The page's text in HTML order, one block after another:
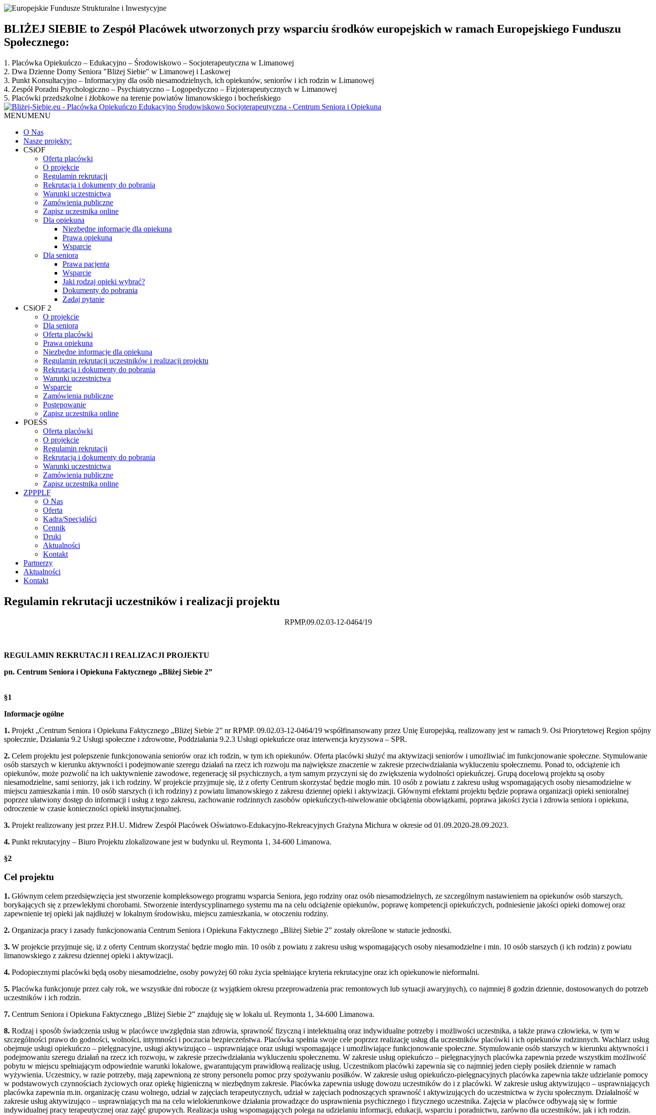
BLIŻEJ SIEBIE to Zespół Placówek utworzonych przy wsparciu środków europejskich w ramach Europejskiego Funduszu
Społecznego:
1. Placówka Opiekuńczo – Edukacyjno – Środowiskowo – Socjoterapeutyczna w Limanowej
2. Dwa Dzienne Domy Seniora "Bliżej Siebie" w Limanowej i Laskowej
3. Punkt Konsultacyjno – Informacyjny dla osób niesamodzielnych, ich opiekunów, seniorów i ich rodzin w Limanowej
4. Zespół Poradni Psychologiczno – Psychiatryczno – Logopedyczno – Fizjoterapeutycznych w Limanowej
5. Placówki przedszkolne i żłobkowe na terenie powiatów limanowskiego i bocheńskiego
MENUMENU
O Nas
Nasze projekty:
CSiOF
Oferta placówki
O projekcie
Regulamin rekrutacji
Rekrutacja i dokumenty do pobrania
Warunki uczestnictwa
Zamówienia publiczne
Zapisz uczestnika online
Dla opiekuna
Niezbędne informacje dla opiekuna
Prawa opiekuna
Wsparcie
Dla seniora
Prawa pacjenta
Wsparcie
Jaki rodzaj opieki wybrać?
Dokumenty do pobrania
Zadaj pytanie
CSiOF 2
O projekcie
Dla seniora
Oferta placówki
Prawa opiekuna
Niezbędne informacje dla opiekuna
Regulamin rekrutacji uczestników i realizacji projektu
Rekrutacja i dokumenty do pobrania
Warunki uczestnictwa
Wsparcie
Zamówienia publiczne
Postępowanie
Zapisz uczestnika online
POEŚS
Oferta placówki
O projekcie
Regulamin rekrutacji
Rekrutacja i dokumenty do pobrania
Warunki uczestnictwa
Zamówienia publiczne
Zapisz uczestnika online
ZPPPLF
O Nas
Oferta
Kadra/Specjaliści
Cennik
Druki
Aktualności
Kontakt
Partnerzy
Aktualności
Kontakt
Regulamin rekrutacji uczestników i realizacji projektu
RPMP.09.02.03-12-0464/19
REGULAMIN REKRUTACJI I REALIZACJI PROJEKTU
pn. Centrum Seniora i Opiekuna Faktycznego „Bliżej Siebie 2”
§1
Informacje ogólne
1. Projekt „Centrum Seniora i Opiekuna Faktycznego „Bliżej Siebie 2” nr RPMP. 09.02.03-12-0464/19 współfinansowany przez Unię Europejską, realizowany jest w ramach 9. Osi Priorytetowej Region spójny
społecznie, Działania 9.2 Usługi społeczne i zdrowotne, Poddziałania 9.2.3 Usługi opiekuńcze oraz interwencja kryzysowa – SPR.
2. Celem projektu jest polepszenie funkcjonowania seniorów oraz ich rodzin, w tym ich opiekunów. Oferta placówki służyć ma aktywizacji seniorów i umożliwiać im funkcjonowanie społeczne. Stymulowanie
osób starszych w kierunku aktywności i podejmowanie szeregu działań na rzecz ich rozwoju ma największe znaczenie w zakresie przeciwdziałania wykluczeniu społecznemu. Ponad to, odciążenie ich
opiekunów, może pozwolić na ich uaktywnienie zawodowe, regenerację sił psychicznych, a tym samym przyczyni się do zwiększenia wydolności opiekuńczej. Grupą docelową projektu są osoby
niesamodzielne, sami seniorzy, jak i ich rodziny. W projekcie przyjmuje się, iż z oferty Centrum skorzystać będzie mogło min. 10 osób z powiatu z zakresu usług wspomagających osoby niesamodzielne w
miejscu zamieszkania i min. 10 osób starszych (i ich rodziny) z powiatu limanowskiego z zakresu dziennej opieki i aktywizacji. Głównymi efektami projektu będzie poprawa organizacji opieki senioralnej
poprzez ułatwiony dostęp do informacji i usług z tego zakresu, zachowanie rodzinnych zasobów opiekuńczych-niwelowanie obciążenia obowiązkami, poprawa jakości życia i zdrowia seniora i opiekuna,
odroczenie w czasie konieczności opieki instytucjonalnej.
3. Projekt realizowany jest przez P.H.U. Midrew Zespół Placówek Oświatowo-Edukacyjno-Rekreacyjnych Grażyna Michura w okresie od 01.09.2020-28.09.2023.
4. Punkt rekrutacyjny – Biuro Projektu zlokalizowane jest w budynku ul. Reymonta 1, 34-600 Limanowa.
§2
Cel projektu
1. Głównym celem przedsięwzięcia jest stworzenie kompleksowego programu wsparcia Seniora, jego rodziny oraz osób niesamodzielnych, ze szczególnym nastawieniem na opiekunów osób starszych,
borykających się z przewlekłymi chorobami. Stworzenie interdyscyplinarnego systemu ma na celu odciążenie opiekunów, poprawę kompetencji opiekuńczych, podniesienie jakości opieki domowej oraz
zapewnienie tej opieki jak najdłużej w lokalnym środowisku, miejscu zamieszkania, w otoczeniu rodziny.
2. Organizacja pracy i zasady funkcjonowania Centrum Seniora i Opiekuna Faktycznego „Bliżej Siebie 2” zostały określone w statucie jednostki.
3. W projekcie przyjmuje się, iż z oferty Centrum skorzystać będzie mogło min. 10 osób z powiatu z zakresu usług wspomagających osoby niesamodzielne i min. 10 osób starszych (i ich rodzin) z powiatu
limanowskiego z zakresu dziennej opieki i aktywizacji.
4. Podopiecznymi placówki będą osoby niesamodzielne, osoby powyżej 60 roku życia spełniające kryteria rekrutacyjne oraz ich opiekunowie nieformalni.
5. Placówka funkcjonuje przez cały rok, we wszystkie dni robocze (z wyjątkiem okresu przeprowadzenia prac remontowych lub sytuacji awaryjnych), co najmniej 8 godzin dziennie, dostosowanych do potrzeb
uczestników i ich rodzin.
7. Centrum Seniora i Opiekuna Faktycznego „Bliżej Siebie 2” znajduję się w lokalu ul. Reymonta 1, 34-600 Limanowa.
8. Rodzaj i sposób świadczenia usług w placówce uwzględnia stan zdrowia, sprawność fizyczną i intelektualną oraz indywidualne potrzeby i możliwości uczestnika, a także prawa człowieka, w tym w
szczególności prawo do godności, wolności, intymności i poczucia bezpieczeństwa. Placówka spełnia swoje cele poprzez realizację usług dla uczestników placówki i ich opiekunów rodzinnych. Wachlarz usług
obejmuje usługi opiekuńczo – pielęgnacyjne, usługi aktywizująco – usprawniające oraz usługi wspomagające i umożliwiające funkcjonowanie społeczne. Stymulowanie osób starszych w kierunku aktywności i
podejmowaniu szeregu działań na rzecz ich rozwoju, w zakresie przeciwdziałania wykluczeniu społecznemu. W zakresie usług opiekuńczo – pielęgnacyjnych placówka zapewnia przede wszystkim możliwość
pobytu w miejscu spełniającym odpowiednie warunki lokalowe, gwarantującym prawidłową realizację usług. Uczestnikom placówki zapewnia się co najmniej jeden ciepły posiłek dziennie w ramach
wyżywienia. Uczestnicy, w razie potrzeby, mają zapewnioną ze strony personelu pomoc przy spożywaniu posiłków. W zakresie usług opiekuńczo-pielęgnacyjnych placówka zapewnia także udzielanie pomocy
w podstawowych czynnościach życiowych oraz opiekę higieniczną w niezbędnym zakresie. Placówka zapewnia usługę dowozu uczestników do i z placówki. W zakresie usług aktywizująco – usprawniających
placówka zapewnia m.in. organizację czasu wolnego, udział w zajęciach terapeutycznych, udział w zajęciach podnoszących sprawność i aktywizujących do uczestnictwa w życiu społecznym. Działalność w
zakresie usług aktywizująco – usprawniających ma na celu wielokierunkowe działania prowadzące do usprawnienia psychicznego i fizycznego uczestnika. Zajęcia w placówce odbywają się w formie
indywidualnej pracy terapeutycznej oraz zajęć grupowych. Realizacja usług wspomagających polega na udzielaniu informacji, edukacji, wsparciu i poradnictwu, zarówno dla uczestników, jak i ich rodzin.